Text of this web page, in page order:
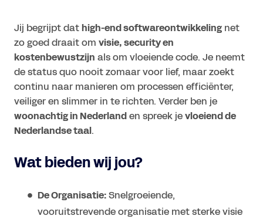
Jij begrijpt dathigh-end softwareontwikkeling net
zo goed draait om visie, security en
kostenbewustzijn als om vloeiende code. Je neemt
de status quo nooit zomaar voor lief, maar zoekt
continu naar manieren om processen efficiënter,
veiliger en slimmer in te richten. Verder ben je
woonachtig in Nederlanden spreek jevloeiend de
Nederlandse taal.
Wat bieden wij jou?
De Organisatie:Snelgroeiende,
vooruitstrevende organisatie met sterke visie